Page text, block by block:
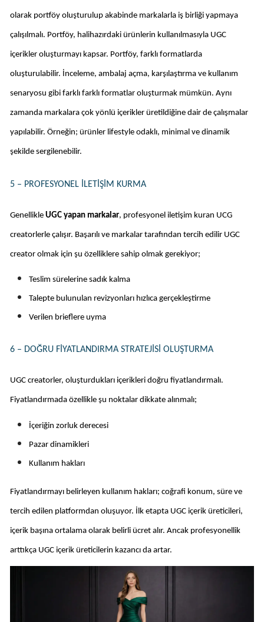
olarak portföy oluşturulup akabinde markalarla iş birliği yapmaya
çalışılmalı. Portföy, halihazırdaki ürünlerin kullanılmasıyla UGC
içerikler oluşturmayı kapsar. Portföy, farklı formatlarda
oluşturulabilir. İnceleme, ambalaj açma, karşılaştırma ve kullanım
senaryosu gibi farklı farklı formatlar oluşturmak mümkün. Aynı
zamanda markalara çok yönlü içerikler üretildiğine dair de çalışmalar
yapılabilir. Örneğin; ürünler lifestyle odaklı, minimal ve dinamik
şekilde sergilenebilir.
5 – PROFESYONEL İLETIŞIM KURMA
Genellikle UGC yapan markalar, profesyonel iletişim kuran UCG
creatorlerle çalışır. Başarılı ve markalar tarafından tercih edilir UGC
creator olmak için şu özelliklere sahip olmak gerekiyor;
Teslim sürelerine sadık kalma
Talepte bulunulan revizyonları hızlıca gerçekleştirme
Verilen brieflere uyma
6 – DOĞRU FIYATLANDIRMA STRATEJISI OLUŞTURMA
UGC creatorler, oluşturdukları içerikleri doğru fiyatlandırmalı.
Fiyatlandırmada özellikle şu noktalar dikkate alınmalı;
İçeriğin zorluk derecesi
Pazar dinamikleri
Kullanım hakları
Fiyatlandırmayı belirleyen kullanım hakları; coğrafi konum, süre ve
tercih edilen platformdan oluşuyor. İlk etapta UGC içerik üreticileri,
içerik başına ortalama olarak belirli ücret alır. Ancak profesyonellik
arttıkça UGC içerik üreticilerin kazancı da artar.